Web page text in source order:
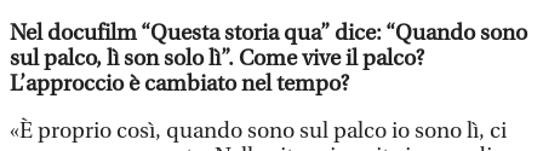
Nel docufilm “Questa storia qua” dice: “Quando sono
sul palco, lì son solo lì”. Come vive il palco?
L’approccio è cambiato nel tempo?
«È proprio così, quando sono sul palco io sono lì, ci